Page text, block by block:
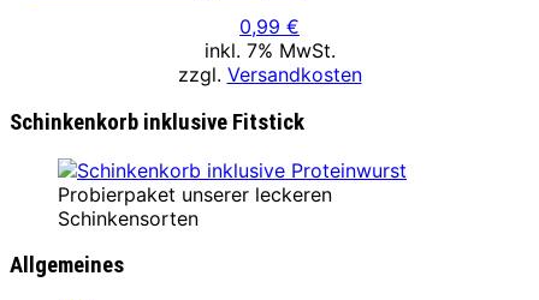
0,99 €
inkl. 7% MwSt.
zzgl. Versandkosten
Schinkenkorb inklusive Fitstick
Probierpaket unserer leckeren
Schinkensorten
Allgemeines